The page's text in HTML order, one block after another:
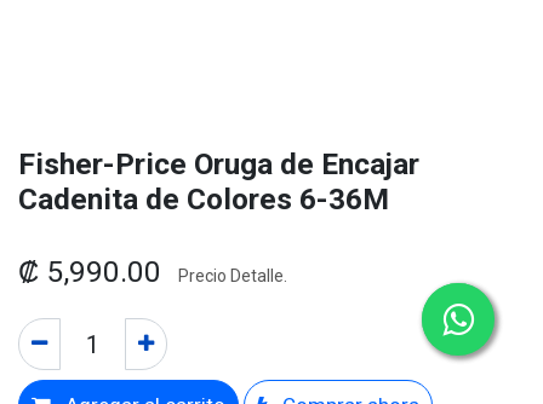
Fisher-Price Oruga de Encajar
Cadenita de Colores 6-36M
₡ 5,990.00 Precio Detalle.